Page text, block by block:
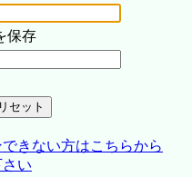
保存
きない方はこちらから
い